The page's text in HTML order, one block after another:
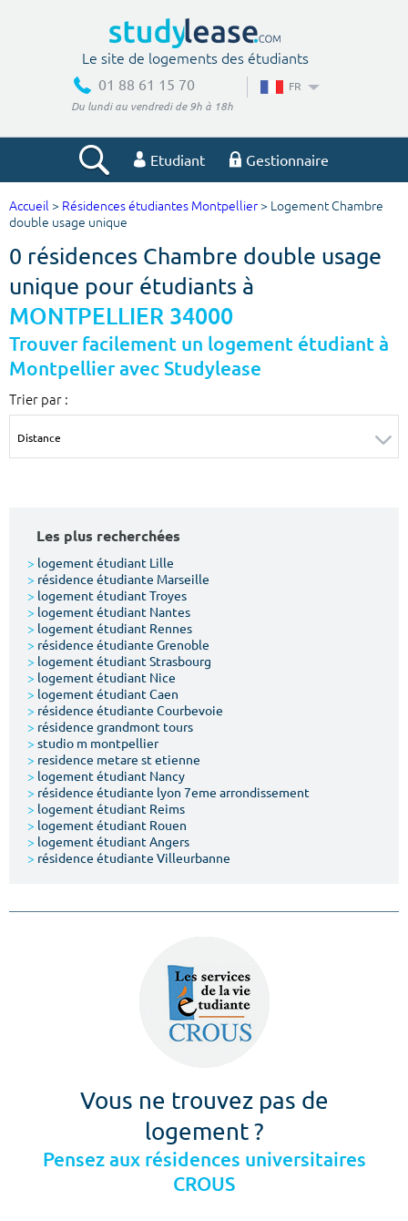
Le site de logements des étudiants
01 88 61 15 70
Du lundi au vendredi de 9h à 18h
FR
Etudiant Gestionnaire
Votre recherche
Ville, école
Budget min
€
Budget max
m² m²
Votre date d'entrée
Chercher
Accueil > Résidences étudiantes Montpellier > Logement Chambre
double usage unique
0 résidences Chambre double usage
unique pour étudiants à
MONTPELLIER 34000
Trouver facilement un logement étudiant à
Montpellier avec Studylease
Trier par :
Les plus recherchées
> logement étudiant Lille
> résidence étudiante Marseille
> logement étudiant Troyes
> logement étudiant Nantes
> logement étudiant Rennes
> résidence étudiante Grenoble
> logement étudiant Strasbourg
> logement étudiant Nice
> logement étudiant Caen
> résidence étudiante Courbevoie
> résidence grandmont tours
> studio m montpellier
> residence metare st etienne
> logement étudiant Nancy
> résidence étudiante lyon 7eme arrondissement
> logement étudiant Reims
> logement étudiant Rouen
> logement étudiant Angers
> résidence étudiante Villeurbanne
Vous ne trouvez pas de
logement ?
Pensez aux résidences universitaires
CROUS